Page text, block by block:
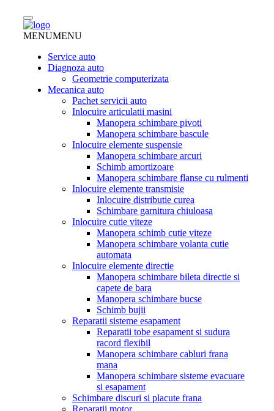
MENUMENU
Service auto
Diagnoza auto
Geometrie computerizata
Mecanica auto
Pachet servicii auto
Inlocuire articulatii masini
Manopera schimbare pivoti
Manopera schimbare bascule
Inlocuire elemente suspensie
Manopera schimbare arcuri
Schimb amortizoare
Manopera schimbare flanse cu rulmenti
Inlocuire elemente transmisie
Inlocuire distributie curea
Schimbare garnitura chiuloasa
Inlocuire cutie viteze
Manopera schimb cutie viteze
Manopera schimbare volanta cutie
automata
Inlocuire elemente directie
Manopera schimbare bileta directie si
capete de bara
Manopera schimbare bucse
Schimb bujii
Reparatii sisteme esapament
Reparatii tobe esapament si sudura
racord flexibil
Manopera schimbare cabluri frana
mana
Manopera schimbare sisteme evacuare
si esapament
Schimbare discuri si placute frana
Reparatii motor